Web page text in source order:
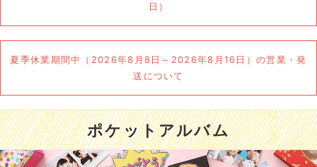
日）
夏季休業期間中（2026年8月8日～2026年8月16日）の営業・発
送について
ポケットアルバム